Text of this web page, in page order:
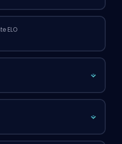
ELO